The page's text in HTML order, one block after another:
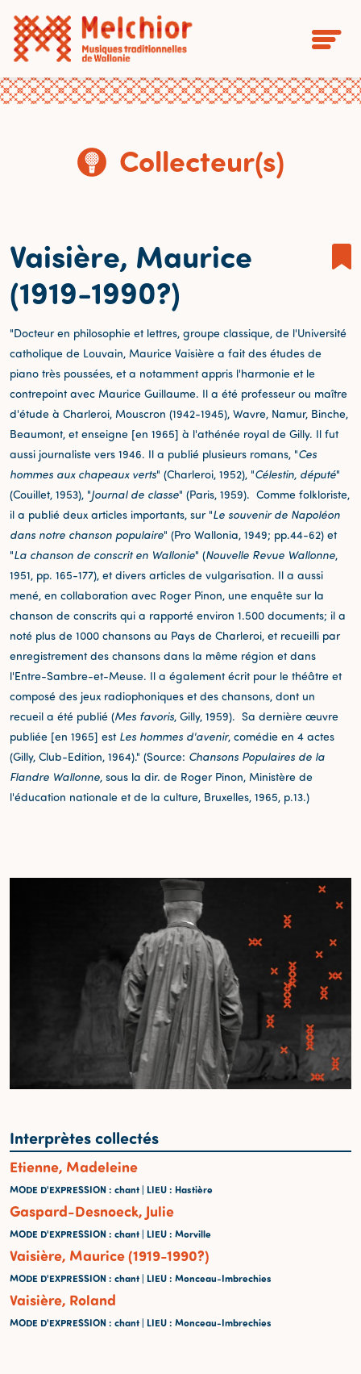
Collecteur(s)
Vaisière, Maurice
(1919-1990?)
"Docteur en philosophie et lettres, groupe classique, de l'Université
catholique de Louvain, Maurice Vaisière a fait des études de
piano très poussées, et a notamment appris l'harmonie et le
contrepoint avec Maurice Guillaume. Il a été professeur ou maître
d'étude à Charleroi, Mouscron (1942-1945), Wavre, Namur, Binche,
Beaumont, et enseigne [en 1965] à l'athénée royal de Gilly. Il fut
aussi journaliste vers 1946. Il a publié plusieurs romans, "Ces
hommes aux chapeaux verts" (Charleroi, 1952), "Célestin, député"
(Couillet, 1953), "Journal de classe" (Paris, 1959). Comme folkloriste,
il a publié deux articles importants, sur "Le souvenir de Napoléon
dans notre chanson populaire" (Pro Wallonia, 1949; pp.44-62) et
"La chanson de conscrit en Wallonie" (Nouvelle Revue Wallonne,
1951, pp. 165-177), et divers articles de vulgarisation. Il a aussi
mené, en collaboration avec Roger Pinon, une enquête sur la
chanson de conscrits qui a rapporté environ 1.500 documents; il a
noté plus de 1000 chansons au Pays de Charleroi, et recueilli par
enregistrement des chansons dans la même région et dans
l'Entre-Sambre-et-Meuse. Il a également écrit pour le théâtre et
composé des jeux radiophoniques et des chansons, dont un
recueil a été publié (Mes favoris, Gilly, 1959). Sa dernière œuvre
publiée [en 1965] estLes hommes d'avenir, comédie en 4 actes
(Gilly, Club-Edition, 1964)." (Source: Chansons Populaires de la
Flandre Wallonne, sous la dir. de Roger Pinon, Ministère de
l'éducation nationale et de la culture, Bruxelles, 1965, p.13.)
Interprètes collectés
Etienne, Madeleine
MODE D'EXPRESSION: chant | LIEU: Hastière
Gaspard-Desnoeck, Julie
MODE D'EXPRESSION: chant | LIEU: Morville
Vaisière, Maurice (1919-1990?)
MODE D'EXPRESSION: chant | LIEU: Monceau-Imbrechies
Vaisière, Roland
MODE D'EXPRESSION: chant | LIEU: Monceau-Imbrechies